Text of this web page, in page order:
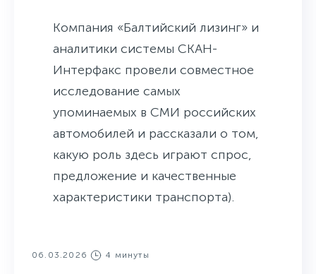
Компания «Балтийский лизинг» и
аналитики системы СКАН-
Интерфакс провели совместное
исследование самых
упоминаемых в СМИ российских
автомобилей и рассказали о том,
какую роль здесь играют спрос,
предложение и качественные
характеристики транспорта).
06.03.2026 4 минуты